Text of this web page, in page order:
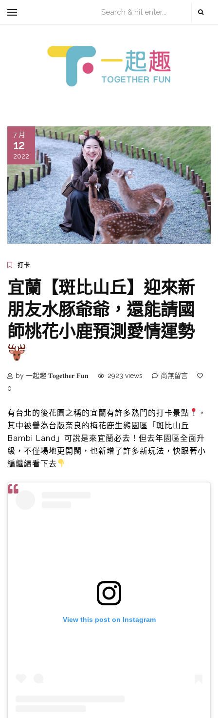
7 月
12
2022
打卡
宜蘭【斑比山丘】迎來新
朋友水豚爺爺，還能請國
師桃花小鹿預測愛情運勢
by 一起趣 𝐓𝐨𝐠𝐞𝐭𝐡𝐞𝐫 𝐅𝐮𝐧 2923 views
尚無留言
0
有台北的後花園之稱的宜蘭有許多熱門的打卡景點
，
其中被譽為台版奈良的梅花鹿生態園區「斑比山丘
Bambi Land」可說是來宜蘭必去！但去年園區全面升
級，不僅場地更開闊，也新增了許多新玩法，快跟著小
編繼續看下去
View this post on Instagram